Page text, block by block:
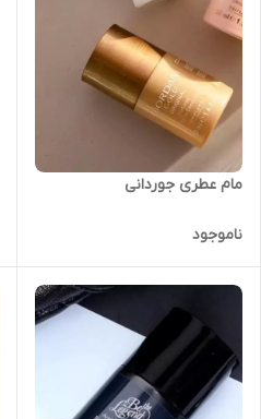
مام عطری جوردانی
ناموجود